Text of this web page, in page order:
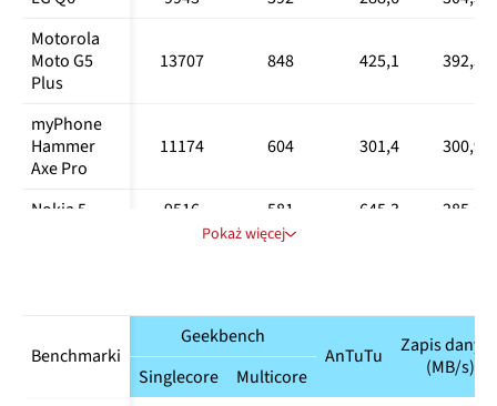
Motorola
Moto G5
Plus
13707 848 425,1 392,5
myPhone
Hammer
Axe Pro
11174 604 301,4 300,9
Nokia 5 9516 581 645,3
285,6
Galaxy J5
8249 459,6 201,7
Pokaż więcej
Benchmarki
Geekbench
AnTuTu
Zapis
(MB/s)
Singlecore
Multicore